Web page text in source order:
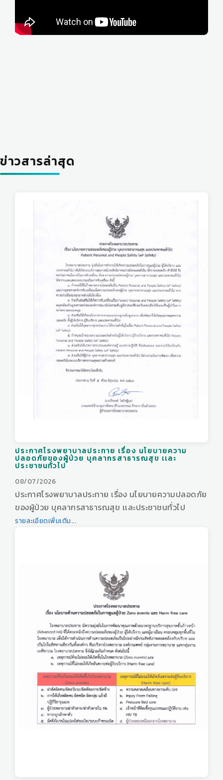
ข่าวสารล่าสุด
ประกาศโรงพยาบาลประทาย เรื่อง นโยบายความ
ปลอดภัยของผู้ป่วย บุคลากรสาธารณสุข เเละ
ประชาชนทั่วไป
08/07/2026
ประกาศโรงพยาบาลประทาย เรื่อง นโยบายความปลอดภัย
ของผู้ป่วย บุคลากรสาธารณสุข เเละประชาชนทั่วไป
รายละเอียดเพิ่มเติม...